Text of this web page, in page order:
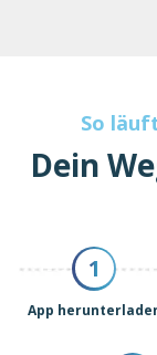
So
Dein
1
App